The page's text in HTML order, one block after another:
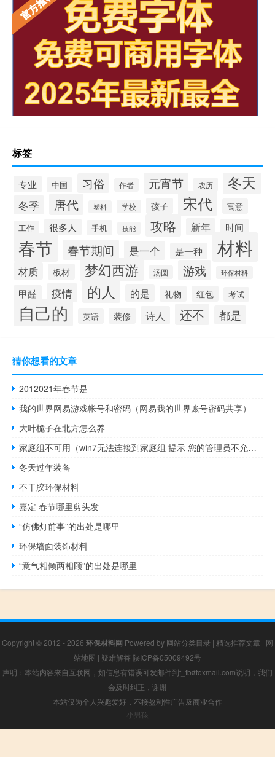
标签
专业 中国 习俗 作者 元宵节 农历 冬天
冬季 唐代 塑料 学校 孩子 宋代 寓意
工作 很多人 手机 技能 攻略 新年 时间
春节 春节期间 是一个 是一种 材料
材质 板材 梦幻西游 汤圆 游戏 环保材料
甲醛 疫情 的人 的是 礼物 红包 考试
自己的 英语 装修 诗人 还不 都是
猜你想看的文章
2012021年春节是
我的世界网易游戏帐号和密码（网易我的世界账号密码共享）
大叶桅子在北方怎么养
家庭组不可用（win7无法连接到家庭组 提示 您的管理员不允许访问家庭组）
冬天过年装备
不干胶环保材料
嘉定 春节哪里剪头发
“仿佛灯前事”的出处是哪里
环保墙面装饰材料
“意气相倾两相顾”的出处是哪里
Copyright © 2012 - 2026 环保材料网 Powered by 网站分类目录 | 精选推荐文章 | 网
站地图 | 疑难解答 陕ICP备05009492号
声明：本站内容来自互联网，如信息有错误可发邮件到f_fb#foxmail.com说明，我们
会及时纠正，谢谢
本站仅为个人兴趣爱好，不接盈利性广告及商业合作
小男孩